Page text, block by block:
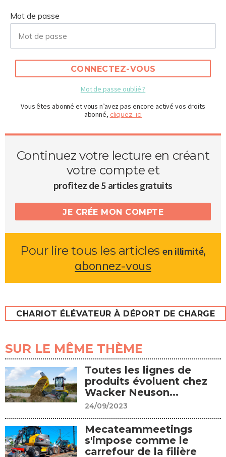
Mot de passe
CONNECTEZ-VOUS
Mot de passe oublié ?
Vous êtes abonné et vous n’avez pas encore activé vos droits
abonné, cliquez-ici
Continuez votre lecture en créant
votre compte et
profitez de 5 articles gratuits
JE CRÉE MON COMPTE
Pour lire tous les articlesen illimité,
abonnez-vous
CHARIOT ÉLÉVATEUR À DÉPORT DE CHARGE
SUR LE MÊME THÈME
Toutes les lignes de
produits évoluent chez
Wacker Neuson...
24/09/2023
Mecateammeetings
s'impose comme le
carrefour de la filière